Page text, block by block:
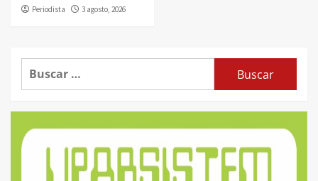
Periodista 3 agosto, 2026
Buscar: